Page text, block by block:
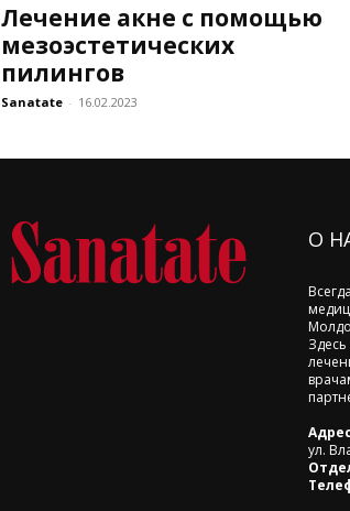
Лечение акне с помощью
мезоэстетических
пилингов
Sanatate - 16.02.2023
О
ул.